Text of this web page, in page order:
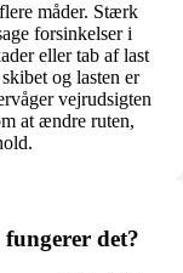
måder. Stærk
forsinkelser i
eller tab af last
og lasten er
vejrudsigten
at ændre ruten,
det?